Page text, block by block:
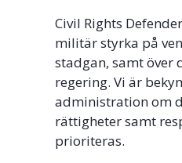
Civil Rights
militär styrka på
stadgan, samt över
regering. Vi är
administration om
rättigheter samt
prioriteras.